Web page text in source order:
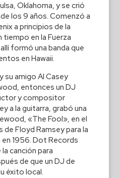
Oklahoma, y se crió
los 9 años. Comenzó a
a principios de la
tiempo en la Fuerza
formó una banda que
en Hawaii.
su amigo Al Casey
entonces un DJ
y compositor
a la guitarra, grabó una
«The Fool», en el
Floyd Ramsey para la
en 1956. Dot Records
canción para
de que un DJ de
éxito local.